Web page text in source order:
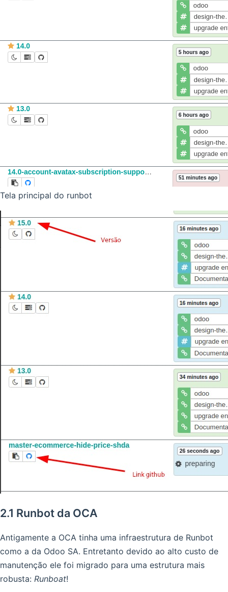
Tela principal do runbot
2.1 Runbot da OCA
Antigamente a OCA tinha uma infraestrutura de Runbot
como a da Odoo SA. Entretanto devido ao alto custo de
manutenção ele foi migrado para uma estrutura mais
robusta: Runboat!